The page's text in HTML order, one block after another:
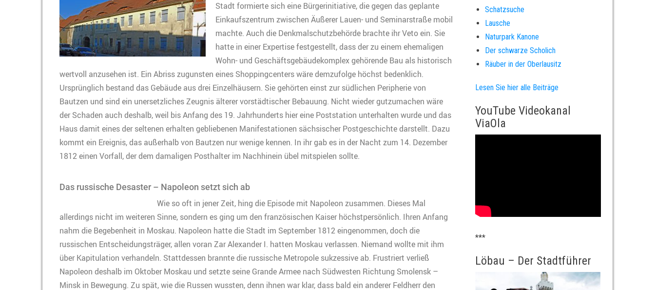
Stadt formierte sich eine Bürgerinitiative, die gegen das geplante
Einkaufszentrum zwischen Äußerer Lauen- und Seminarstraße mobil
machte. Auch die Denkmalschutzbehörde brachte ihr Veto ein. Sie
hatte in einer Expertise festgestellt, dass der zu einem ehemaligen
Wohn- und Geschäftsgebäudekomplex gehörende Bau als historisch
wertvoll anzusehen ist. Ein Abriss zugunsten eines Shoppingcenters wäre demzufolge höchst bedenklich.
Ursprünglich bestand das Gebäude aus drei Einzelhäusern. Sie gehörten einst zur südlichen Peripherie von
Bautzen und sind ein unersetzliches Zeugnis älterer vorstädtischer Bebauung. Nicht wieder gutzumachen wäre
der Schaden auch deshalb, weil bis Anfang des 19. Jahrhunderts hier eine Poststation unterhalten wurde und das
Haus damit eines der seltenen erhalten gebliebenen Manifestationen sächsischer Postgeschichte darstellt. Dazu
kommt ein Ereignis, das außerhalb von Bautzen nur wenige kennen. In ihr gab es in der Nacht zum 14. Dezember
1812 einen Vorfall, der dem damaligen Posthalter im Nachhinein übel mitspielen sollte.
Das russische Desaster – Napoleon setzt sich ab
Wie so oft in jener Zeit, hing die Episode mit Napoleon zusammen. Dieses Mal
allerdings nicht im weiteren Sinne, sondern es ging um den französischen Kaiser höchstpersönlich. Ihren Anfang
nahm die Begebenheit in Moskau. Napoleon hatte die Stadt im September 1812 eingenommen, doch die
russischen Entscheidungsträger, allen voran Zar Alexander I. hatten Moskau verlassen. Niemand wollte mit ihm
über Kapitulation verhandeln. Stattdessen brannte die russische Metropole sukzessive ab. Frustriert verließ
Napoleon deshalb im Oktober Moskau und setzte seine Grande Armee nach Südwesten Richtung Smolensk –
Minsk in Bewegung. Zu spät, wie die Russen wussten, denn ihnen war klar, dass bald ein anderer Feldherr den
Schatzsuche
Lausche
Naturpark Kanone
Der schwarze Scholich
Räuber in der Oberlausitz
Lesen Sie hier alle Beiträge
YouTube Videokanal
ViaOla
***
Löbau – Der Stadtführer